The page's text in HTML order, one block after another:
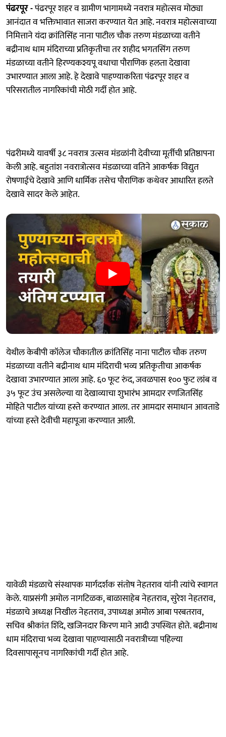
पंढरपूर -पंढरपूर शहर व ग्रामीण भागामध्ये नवरात्र महोत्सव मोठ्या
आनंदात व भक्तिभावात साजरा करण्यात येत आहे. नवरात्र महोत्सवाच्या
निमित्ताने यंदा क्रांतिसिंह नाना पाटील चौक तरुण मंडळाच्या वतीने
बद्रीनाथ धाम मंदिराच्या प्रतिकृतीचा तर शहीद भगतसिंग तरुण
मंडळाच्या वतीने हिरण्यकश्यपू वधाचा पौराणिक हलता देखावा
उभारण्यात आला आहे. हे देखावे पाहण्याकरिता पंढरपूर शहर व
परिसरातील नागरिकांची मोठी गर्दी होत आहे.
पंढरीमध्ये यावर्षी ३८ नवरात्र उत्सव मंडळांनी देवीच्या मूर्तीची प्रतिष्ठापना
केली आहे. बहुतांश नवरात्रोत्सव मंडळाच्या वतिने आकर्षक विद्युत
रोषणाईचे देखावे आणि धार्मिक तसेच पौराणिक कथेवर आधारित हलते
देखावे सादर केले आहेत.
येथील केबीपी कॉलेज चौकातील क्रांतिसिंह नाना पाटील चौक तरुण
मंडळाच्या वतीने बद्रीनाथ धाम मंदिराची भव्य प्रतिकृतीचा आकर्षक
देखावा उभारण्यात आला आहे. ६० फूट रुंद, जवळपास १०० फुट लांब व
३५ फूट उंच असलेल्या या देखाव्याचा शुभारंभ आमदार रणजितसिंह
मोहिते पाटील यांच्या हस्ते करण्यात आला. तर आमदार समाधान आवताडे
यांच्या हस्ते देवीची महापूजा करण्यात आली.
यावेळी मंडळाचे संस्थापक मार्गदर्शक संतोष नेहतराव यांनी त्यांचे स्वागत
केले. याप्रसंगी अमोल नागटिळक, बाळासाहेब नेहतराव, सुरेश नेहतराव,
मंडळाचे अध्यक्ष निखील नेहतराव, उपाध्यक्ष अमोल आबा परबतराव,
सचिव श्रीकांत शिंदे, खजिनदार किरण माने आदी उपस्थित होते. बद्रीनाथ
धाम मंदिराचा भव्य देखावा पाहण्यासाठी नवरात्रीच्या पहिल्या
दिवसापासूनच नागरिकांची गर्दी होत आहे.